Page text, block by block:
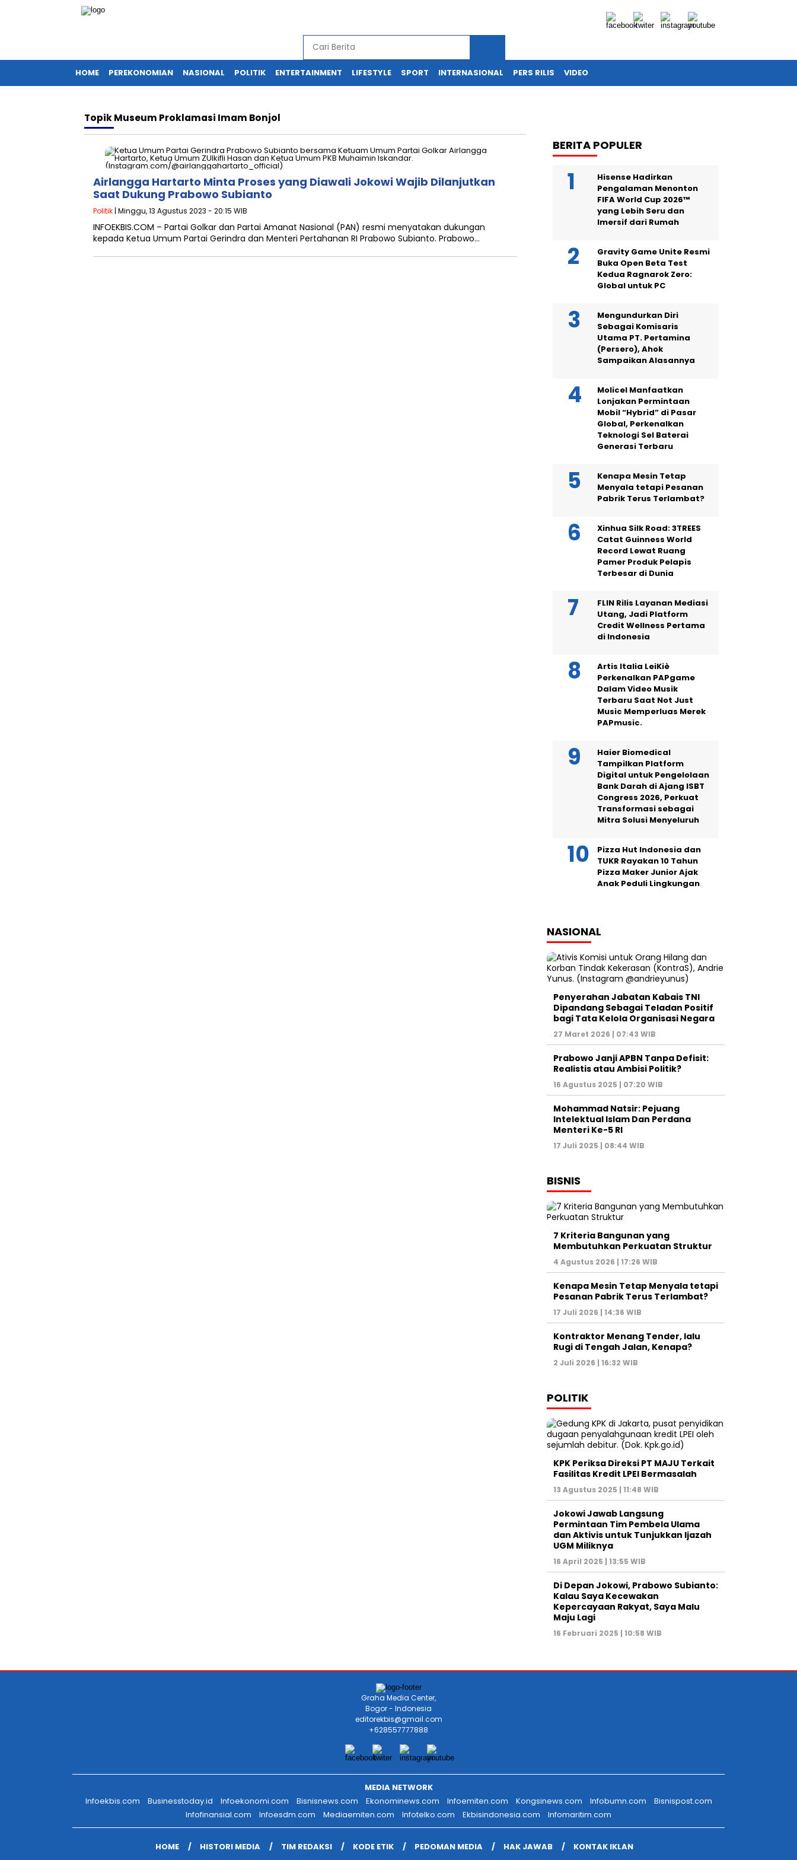
HOME PEREKONOMIAN NASIONAL POLITIK ENTERTAINMENT LIFESTYLE SPORT INTERNASIONAL PERS RILIS VIDEO
TopikMuseum Proklamasi Imam Bonjol
Airlangga Hartarto Minta Proses yang Diawali Jokowi Wajib Dilanjutkan
Saat Dukung Prabowo Subianto
Politik | Minggu, 13 Agustus 2023 - 20:15 WIB
INFOEKBIS.COM – Partai Golkar dan Partai Amanat Nasional (PAN) resmi menyatakan dukungan
kepada Ketua Umum Partai Gerindra dan Menteri Pertahanan RI Prabowo Subianto. Prabowo…
BERITA POPULER
Hisense Hadirkan
Pengalaman Menonton
FIFA World Cup 2026™
yang Lebih Seru dan
Imersif dari Rumah
Gravity Game Unite Resmi
Buka Open Beta Test
Kedua Ragnarok Zero:
Global untuk PC
Mengundurkan Diri
Sebagai Komisaris
Utama PT. Pertamina
(Persero), Ahok
Sampaikan Alasannya
Molicel Manfaatkan
Lonjakan Permintaan
Mobil “Hybrid” di Pasar
Global, Perkenalkan
Teknologi Sel Baterai
Generasi Terbaru
Kenapa Mesin Tetap
Menyala tetapi Pesanan
Pabrik Terus Terlambat?
Xinhua Silk Road: 3TREES
Catat Guinness World
Record Lewat Ruang
Pamer Produk Pelapis
Terbesar di Dunia
FLIN Rilis Layanan Mediasi
Utang, Jadi Platform
Credit Wellness Pertama
di Indonesia
Artis Italia LeiKiè
Perkenalkan PAPgame
Dalam Video Musik
Terbaru Saat Not Just
Music Memperluas Merek
PAPmusic.
Haier Biomedical
Tampilkan Platform
Digital untuk Pengelolaan
Bank Darah di Ajang ISBT
Congress 2026, Perkuat
Transformasi sebagai
Mitra Solusi Menyeluruh
Pizza Hut Indonesia dan
TUKR Rayakan 10 Tahun
Pizza Maker Junior Ajak
Anak Peduli Lingkungan
NASIONAL
Penyerahan Jabatan Kabais TNI
Dipandang Sebagai Teladan Positif
bagi Tata Kelola Organisasi Negara
27 Maret 2026 | 07:43 WIB
Prabowo Janji APBN Tanpa Defisit:
Realistis atau Ambisi Politik?
16 Agustus 2025 | 07:20 WIB
Mohammad Natsir: Pejuang
Intelektual Islam Dan Perdana
Menteri Ke-5 RI
17 Juli 2025 | 08:44 WIB
BISNIS
7 Kriteria Bangunan yang
Membutuhkan Perkuatan Struktur
4 Agustus 2026 | 17:26 WIB
Kenapa Mesin Tetap Menyala tetapi
Pesanan Pabrik Terus Terlambat?
17 Juli 2026 | 14:36 WIB
Kontraktor Menang Tender, lalu
Rugi di Tengah Jalan, Kenapa?
2 Juli 2026 | 16:32 WIB
POLITIK
KPK Periksa Direksi PT MAJU Terkait
Fasilitas Kredit LPEI Bermasalah
13 Agustus 2025 | 11:48 WIB
Jokowi Jawab Langsung
Permintaan Tim Pembela Ulama
dan Aktivis untuk Tunjukkan Ijazah
UGM Miliknya
16 April 2025 | 13:55 WIB
Di Depan Jokowi, Prabowo Subianto:
Kalau Saya Kecewakan
Kepercayaan Rakyat, Saya Malu
Maju Lagi
16 Februari 2025 | 10:58 WIB
Graha Media Center,
Bogor - Indonesia
editorekbis@gmail.com
+628557777888
MEDIA NETWORK
Infoekbis.com
Businesstoday.id Infoekonomi.com Bisnisnews.com Ekonominews.com Infoemiten.com Kongsinews.com Infobumn.com
Bisnispost.com
Infofinansial.com
Infoesdm.com Mediaemiten.com Infotelko.com Ekbisindonesia.com Infomaritim.com
HOME HISTORI MEDIA TIM REDAKSI KODE ETIK PEDOMAN MEDIA HAK JAWAB KONTAK IKLAN